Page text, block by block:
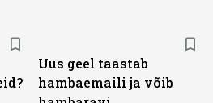
Uus geel taastab
hambaemaili ja võib